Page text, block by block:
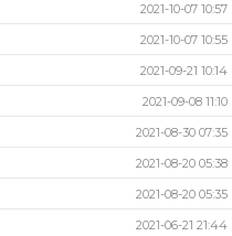
2021-10-07 10:57
2021-10-07 10:55
2021-09-21 10:14
2021-09-08 11:10
2021-08-30 07:35
2021-08-20 05:38
2021-08-20 05:35
2021-06-21 21:44